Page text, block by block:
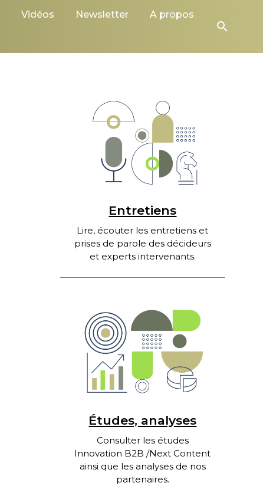
Vidéos Newsletter A propos
search
Entretiens
Lire, écouter les entretiens et
prises de parole des décideurs
et experts intervenants.
Études, analyses
Consulter les études
Innovation B2B /Next Content
ainsi que les analyses de nos
partenaires.